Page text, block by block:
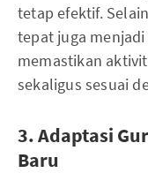
tetap efektif.
tepat juga
memastikan
sekaligus sesuai
3. Adaptasi
Baru